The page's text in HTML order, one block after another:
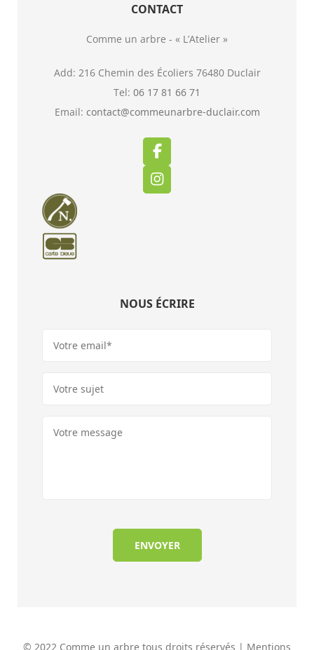
CONTACT
Comme un arbre - « L’Atelier »
Add: 216 Chemin des Écoliers 76480 Duclair
Tel: 06 17 81 66 71
Email: contact@commeunarbre-duclair.com
NOUS ÉCRIRE
© 2022 Comme un arbre tous droits réservés | Mentions